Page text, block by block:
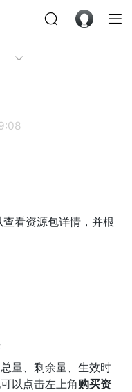
看资源包详情，并根
量、剩余量、生效时
以点击左上角购买资